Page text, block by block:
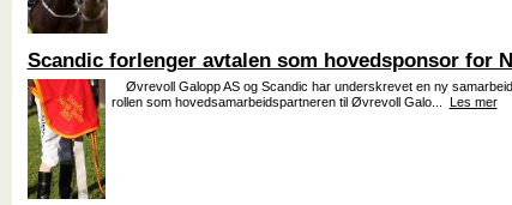
Scandic forlenger avtalen som hovedsponsor for
Øvrevoll Galopp AS og Scandic har underskrevet en ny
rollen som hovedsamarbeidspartneren til Øvrevoll Galo... Les mer